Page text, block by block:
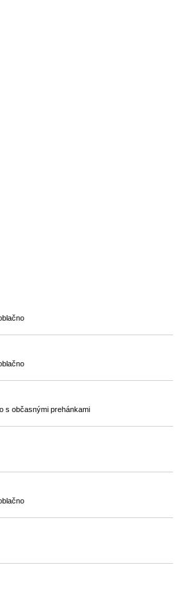
s občasnými prehánkami